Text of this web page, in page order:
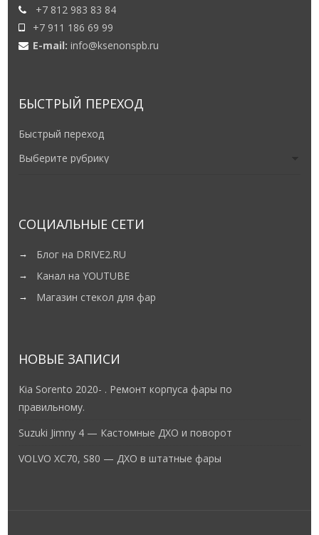
+7 812 983 83 84
+7 911 186 69 99
E-mail:info@ksenonspb.ru
БЫСТРЫЙ ПЕРЕХОД
Быстрый переход
СОЦИАЛЬНЫЕ СЕТИ
Блог на DRIVE2.RU
Канал на YOUTUBE
Магазин стекол для фар
НОВЫЕ ЗАПИСИ
Kia Sorento 2020- . Ремонт корпуса фары по
правильному.
Suzuki Jimny 4 — Кастомные ДХО и поворот
VOLVO XC70, S80 — ДХО в штатные фары